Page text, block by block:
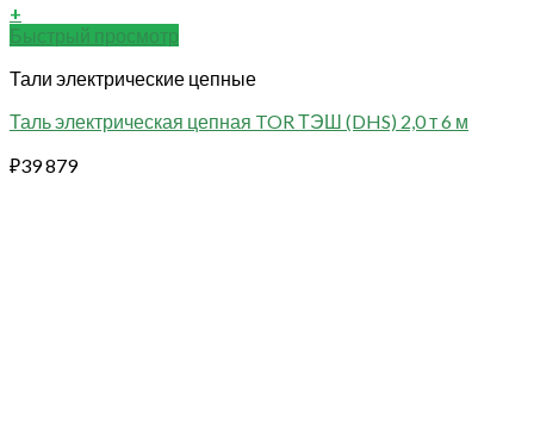
+
Быстрый просмотр
Тали электрические цепные
Таль электрическая цепная TOR ТЭШ (DHS) 2,0 т 6 м
₽39 879